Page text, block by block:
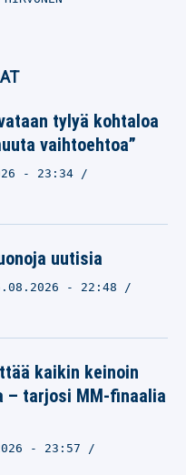
tylyä kohtaloa
vaihtoehtoa”
- 23:34
uutisia
- 22:48
kaikin keinoin
– tarjosi MM-finaalia
- 23:57